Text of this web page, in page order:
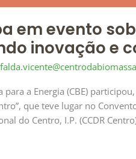
em evento
inovação e
para a Energia (CBE)
que teve lugar no
do Centro, I.P. (CCDR